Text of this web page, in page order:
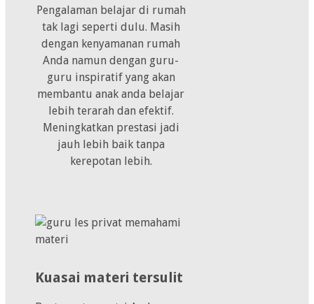
Pengalaman belajar di rumah
tak lagi seperti dulu. Masih
dengan kenyamanan rumah
Anda namun dengan guru-
guru inspiratif yang akan
membantu anak anda belajar
lebih terarah dan efektif.
Meningkatkan prestasi jadi
jauh lebih baik tanpa
kerepotan lebih.
Kuasai materi tersulit